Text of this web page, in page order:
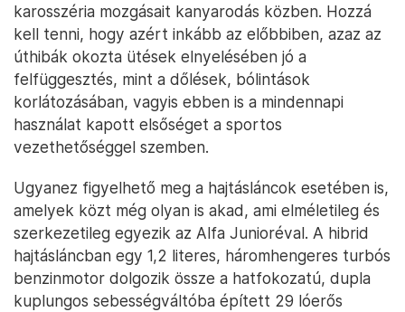
karosszéria mozgásait kanyarodás közben. Hozzá
kell tenni, hogy azért inkább az előbbiben, azaz az
úthibák okozta ütések elnyelésében jó a
felfüggesztés, mint a dőlések, bólintások
korlátozásában, vagyis ebben is a mindennapi
használat kapott elsőséget a sportos
vezethetőséggel szemben.
Ugyanez figyelhető meg a hajtásláncok esetében is,
amelyek közt még olyan is akad, ami elméletileg és
szerkezetileg egyezik az Alfa Junioréval. A hibrid
hajtásláncban egy 1,2 literes, háromhengeres turbós
benzinmotor dolgozik össze a hatfokozatú, dupla
kuplungos sebességváltóba épített 29 lóerős